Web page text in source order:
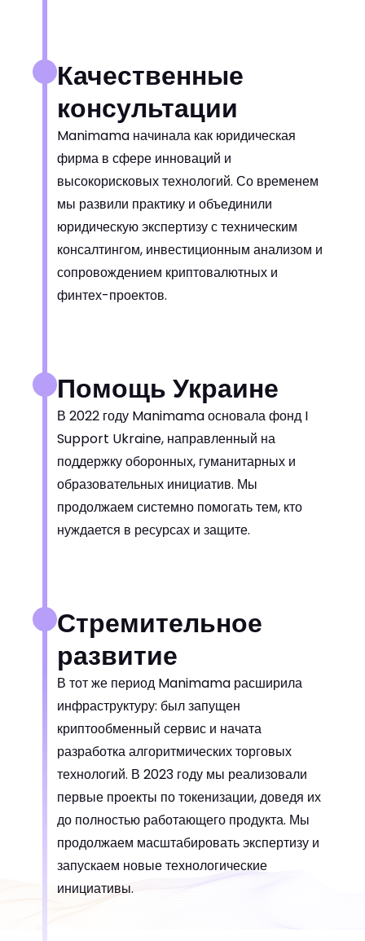
Качественные
консультации
Manimama начинала как юридическая
фирма в сфере инноваций и
высокорисковых технологий. Со временем
мы развили практику и объединили
юридическую экспертизу с техническим
консалтингом, инвестиционным анализом и
сопровождением криптовалютных и
финтех-проектов.
Помощь Украине
В 2022 году Manimama основала фонд I
Support Ukraine, направленный на
поддержку оборонных, гуманитарных и
образовательных инициатив. Мы
продолжаем системно помогать тем, кто
нуждается в ресурсах и защите.
Стремительное
развитие
В тот же период Manimama расширила
инфраструктуру: был запущен
криптообменный сервис и начата
разработка алгоритмических торговых
технологий. В 2023 году мы реализовали
первые проекты по токенизации, доведя их
до полностью работающего продукта. Мы
продолжаем масштабировать экспертизу и
запускаем новые технологические
инициативы.